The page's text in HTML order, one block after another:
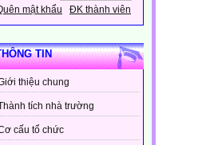
mật khẩu ĐK thành viên
TIN
thiệu chung
tích nhà trường
cấu tổ chức